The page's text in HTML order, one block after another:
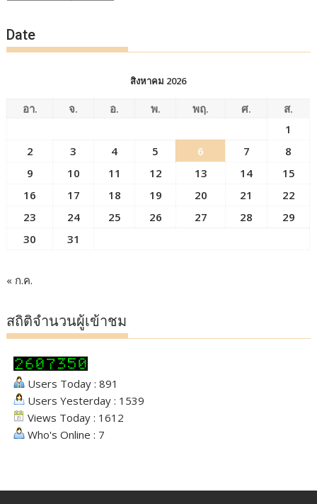
Date
สิงหาคม 2026
อา. จ. อ. พ. พฤ. ศ.
ส.
1
2
3 4 5 6 7
8
9
10 11 12 13 14
15
16
17 18 19 20 21
22
23
24 25 26 27 28
29
30
31
« ก.ค.
สถิติจำนวนผู้เข้าชม
Users Today : 891
Users Yesterday : 1539
Views Today : 1612
Who's Online : 7